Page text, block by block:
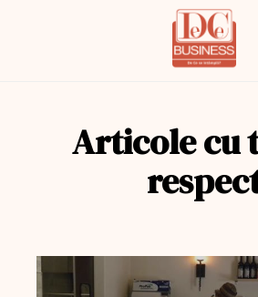
Articole cu